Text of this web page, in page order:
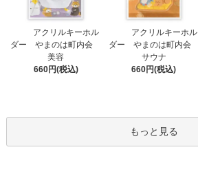
アクリルキーホル
ダー やまのは町内会
美容
660円(税込)
アクリルキーホル
ダー やまのは町内会
サウナ
660円(税込)
もっと見る